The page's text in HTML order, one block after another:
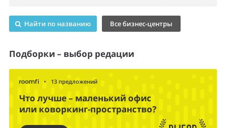
Найти по названию Все бизнес-центры
Подборки – выбор редации
• 13 предложений
Что лучше – маленький офис
или коворкинг-пространство?